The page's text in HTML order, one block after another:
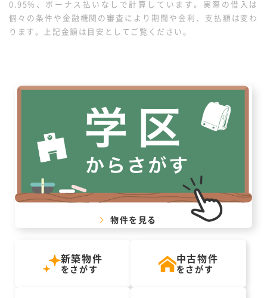
0.95%、ボーナス払いなしで計算しています。実際の借入は
個々の条件や金融機関の審査により期間や金利、支払額は変わ
ります。上記金額は目安としてご覧ください。
物件を見る
新築物件
をさがす
中古物件
をさがす